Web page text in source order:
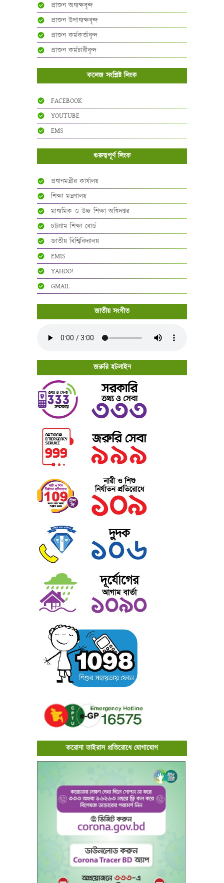
প্রাক্তন অধ্যক্ষবৃন্দ
প্রাক্তন উপাধ্যক্ষবৃন্দ
প্রাক্তন কর্মকর্তাবৃন্দ
প্রাক্তন কর্মচারীবৃন্দ
কলেজ সংশ্লিষ্ট লিংক
FACEBOOK
YOUTUBE
EMS
গুরুত্বপূর্ণ লিংক
প্রধানমন্ত্রীর কার্যালয়
শিক্ষা মন্ত্রণালয়
মাধ্যমিক ও উচ্চ শিক্ষা অধিদপ্তর
চট্টগ্রাম শিক্ষা বোর্ড
জাতীয় বিশ্বিবিদ্যালয়
EMIS
YAHOO!
GMAIL
জাতীয় সংগীত
জরুরি হটলাইন
করোনা ভাইরাস প্রতিরোধে যোগাযোগ